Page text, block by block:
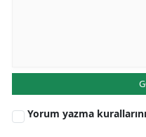
Yorum yazma kurallarını